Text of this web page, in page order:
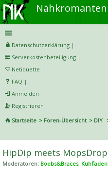
Datenschutzerklärung |
Serverkostenbeteiligung |
Netiquette |
FAQ |
Anmelden
Registrieren
Startseite
Foren-Übersicht DIY
he
HipDip meets MopsDrop
Moderatoren: Boobs&Braces, Kuhfladen